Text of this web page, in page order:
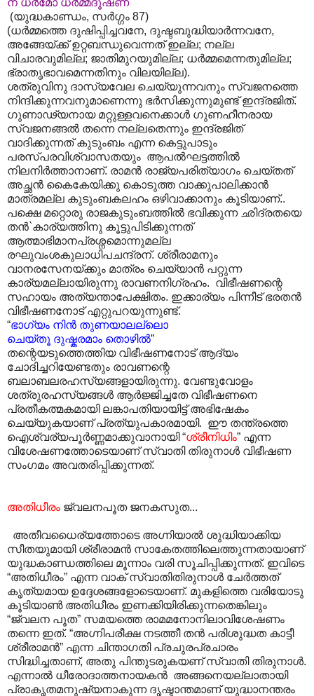
(യുദ്ധകാണ്ഡം, സർഗ്ഗം 87)
(ധർമ്മത്തെ ദുഷിപ്പിച്ചവനേ, ദുഷ്ടബുദ്ധിയാർന്നവനേ,
അങ്ങേയ്ക്ക് ഉറ്റബന്ധുവെന്നത് ഇല്ല; നല്ല
വിചാരവുമില്ല; ജാതിമുറയുമില്ല; ധർമ്മമെന്നതുമില്ല;
ഭ്രാതൃഭാവമെന്നതിനും വിലയില്ല).
ശത്രുവിനു ദാസ്യവേല ചെയ്യുന്നവനും സ്വജനത്തെ
നിന്ദിക്കുന്നവനുമാണെന്നു ഭർസിക്കുന്നുമുണ്ട് ഇന്ദ്രജിത്.
ഗുണാഢ്യനായ മറ്റുള്ളവനെക്കാൾ ഗുണഹീനരായ
സ്വജനങ്ങൽ തന്നെ നല്ലതെന്നും ഇന്ദ്രജിത്
വാദിക്കുന്നത് കുടുംബം എന്ന കെട്ടുപാടും
പരസ്പരവിശ്വാസതയും ആപൽഘട്ടത്തിൽ
നിലനിർത്താനാണ്. രാമൻ രാജ്യപരിത്യാഗം ചെയ്തത്
അച്ഛൻ കൈകേയിക്കു കൊടുത്ത വാക്കുപാലിക്കാൻ
മാത്രമല്ല കുടുംബകലഹം ഒഴിവാക്കാനും കൂടിയാണ്..
പക്ഷെ മറ്റൊരു രാജകുടുംബത്തിൽ ഭവിക്കുന്ന ഛിദ്രതയെ
തൻ`കാര്യത്തിനു കൂട്ടുപിടിക്കുന്നത്
ആത്മാഭിമാനപ്രശ്നമൊന്നുമല്ല
രഘുവംശകുലാധിപചന്ദ്രന്. ശ്രീരാമനും
വാനരസേനയ്ക്കും മാത്രം ചെയ്യാൻ പറ്റുന്ന
കാര്യമല്ലായിരുന്നു രാവണനിഗ്രഹം. വിഭീഷണന്റെ
സഹായം അത്യന്താപേക്ഷിതം. ഇക്കാര്യം പിന്നീട് ഭരതൻ
വിഭീഷണനോട് എറ്റുപറയുന്നുണ്ട്.
“ഭാഗ്യം നിൻ തുണയാലല്ലൊ
ചെയ്തൂ ദുഷ്കരമാം തൊഴിൽ”
തന്റെയടുത്തെത്തിയ വിഭീഷണനോട് ആദ്യം
ചോദിച്ചറിയേണ്ടതും രാവണന്റെ
ബലാബലരഹസ്യങ്ങളായിരുന്നു. വേണ്ടുവോളം
ശത്രുരഹസ്യങ്ങൾ ആർജ്ജിച്ചതേ വിഭീഷണനെ
പ്രതീകത്മകമായി ലങ്കാപതിയായിട്ട് അഭിഷേകം
ചെയ്യുകയാണ് പ്രത്യുപകാരമായി. ഈ തന്ത്രത്തെ
ഐശ്വര്യപൂർണ്ണമാക്കുവാനായി “ശ്രീനിധിം” എന്ന
വിശേഷണത്തോടെയാണ് സ്വാതി തിരുനാൾ വിഭീഷണ
സംഗമം അവതരിപ്പിക്കുന്നത്.
അതിധീരം ജ്വലനപൂത ജനകസുത...
അതീവധൈര്യത്തോടെ അഗ്നിയാൽ ശുദ്ധിയാക്കിയ
സീതയുമായി ശ്രീരാമൻ സാകേതത്തിലെത്തുന്നതായാണ്
യുദ്ധകാണ്ഡത്തിലെ മൂന്നാം വരി സൂചിപ്പിക്കുന്നത്. ഇവിടെ
“അതിധീരം” എന്ന വാക് സ്വാതിതിരുനാൾ ചേർത്തത്
കൃത്യമായ ഉദ്ദേശങ്ങളോടെയാണ്. മുകളിത്തെ വരിയോടു
കൂടിയാൺ അതിധീരം ഇണക്കിയിരിക്കുന്നതെങ്കിലും
“ജ്വലന പൂത” സമയത്തെ രാമമനോനിലാവിശേഷണം
തന്നെ ഇത്. “അഗ്നിപരീക്ഷ നടത്തീ തൻ പരിശുദ്ധത കാട്ടീ
ശ്രീരാമൻ” എന്ന ചിന്താഗതി പ്രചുരപ്രചാരം
സിദ്ധിച്ചതാണ്, അതു പിന്തുടരുകയണ് സ്വാതി തിരുനാൾ.
എന്നാൽ ധീരോദാത്തനായകൻ അങ്ങനെയല്ലാതായി
പ്രാകൃതമനുഷ്യനാകുന്ന ദൃഷ്ടാന്തമാണ് യുദ്ധാനന്തരം